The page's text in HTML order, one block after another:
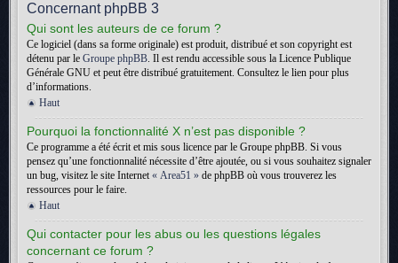
Concernant phpBB 3
Qui sont les auteurs de ce forum ?
Ce logiciel (dans sa forme originale) est produit, distribué et son copyright est
détenu par le Groupe phpBB. Il est rendu accessible sous la Licence Publique
Générale GNU et peut être distribué gratuitement. Consultez le lien pour plus
d’informations.
Haut
Pourquoi la fonctionnalité X n’est pas disponible ?
Ce programme a été écrit et mis sous licence par le Groupe phpBB. Si vous
pensez qu’une fonctionnalité nécessite d’être ajoutée, ou si vous souhaitez signaler
un bug, visitez le site Internet« Area51 » de phpBB où vous trouverez les
ressources pour le faire.
Haut
Qui contacter pour les abus ou les questions légales
concernant ce forum ?